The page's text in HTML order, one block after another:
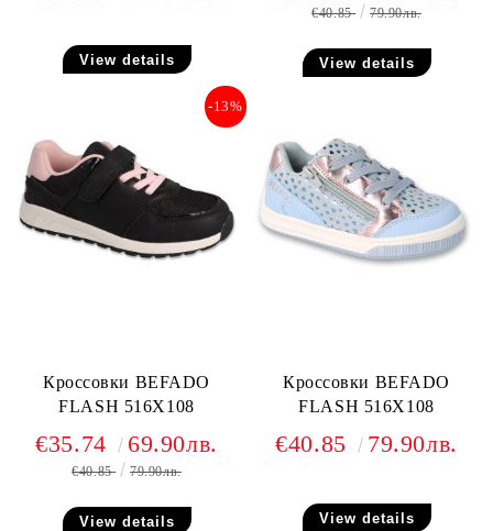
View details
€40.85 79.90лв.
View details
Кроссовки BEFADO
FLASH 516X108
-13%
€35.74 69.90лв.
€40.85 79.90лв.
View details
Кроссовки BEFADO
FLASH 516X108
€40.85 79.90лв.
View details